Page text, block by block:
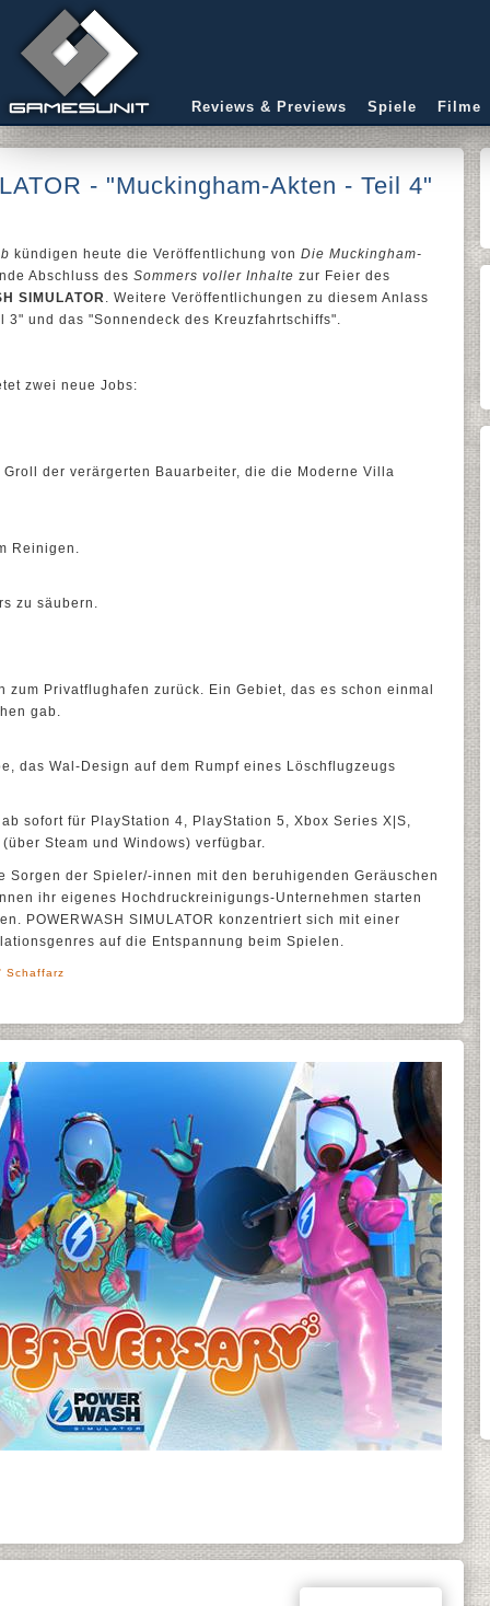
Reviews & Previews Spiele Filme
- "Muckingham-Akten - Teil 4"
kündigen heute die Veröffentlichung von Die Muckingham-
Abschluss des Sommers voller Inhalte zur Feier des
SIMULATOR. Weitere Veröffentlichungen zu diesem Anlass
3" und das "Sonnendeck des Kreuzfahrtschiffs".
zwei neue Jobs:
der verärgerten Bauarbeiter, die die Moderne Villa
Reinigen.
zu säubern.
Privatflughafen zurück. Ein Gebiet, das es schon einmal
gab.
das Wal-Design auf dem Rumpf eines Löschflugzeugs
sofort für PlayStation 4, PlayStation 5, Xbox Series X|S,
Steam und Windows) verfügbar.
Sorgen der Spieler/-innen mit den beruhigenden Geräuschen
ihr eigenes Hochdruckreinigungs-Unternehmen starten
POWERWASH SIMULATOR konzentriert sich mit einer
auf die Entspannung beim Spielen.
Schaffarz